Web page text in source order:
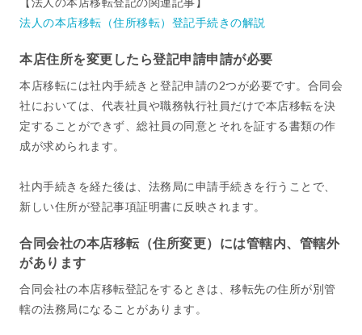
法人の本店移転（住所移転）登記手続きの解説
本店住所を変更したら登記申請申請が必要
本店移転には社内手続きと登記申請の2つが必要です。合同会
社においては、代表社員や職務執行社員だけで本店移転を決
定することができず、総社員の同意とそれを証する書類の作
成が求められます。
社内手続きを経た後は、法務局に申請手続きを行うことで、
新しい住所が登記事項証明書に反映されます。
合同会社の本店移転（住所変更）には管轄内、管轄外
があります
合同会社の本店移転登記をするときは、移転先の住所が別管
轄の法務局になることがあります。